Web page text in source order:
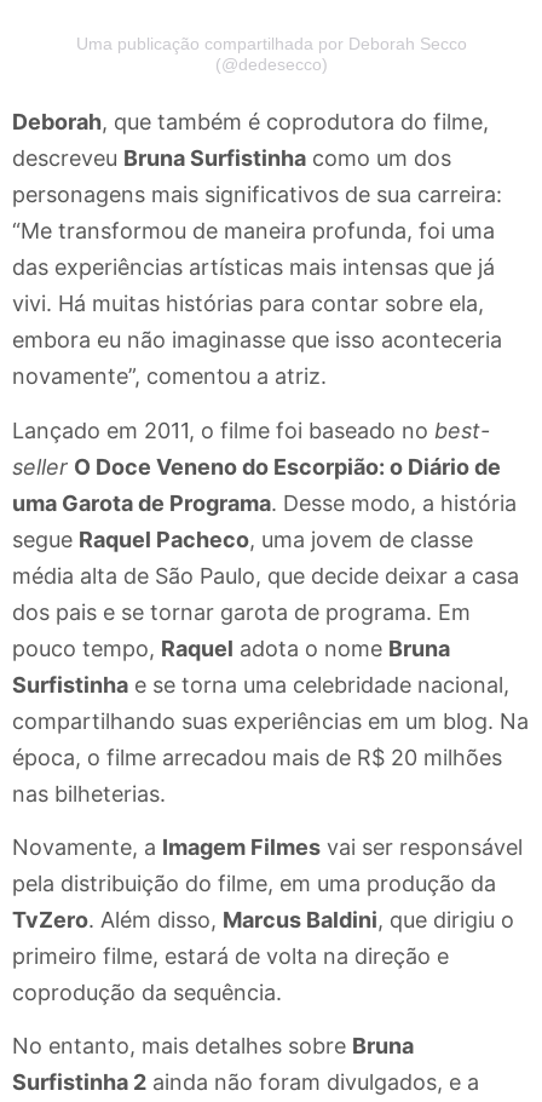
Uma publicação compartilhada por Deborah Secco
(@dedesecco)
Deborah, que também é coprodutora do filme,
descreveu Bruna Surfistinha como um dos
personagens mais significativos de sua carreira:
“Me transformou de maneira profunda, foi uma
das experiências artísticas mais intensas que já
vivi. Há muitas histórias para contar sobre ela,
embora eu não imaginasse que isso aconteceria
novamente”, comentou a atriz.
Lançado em 2011, o filme foi baseado no best-
seller O Doce Veneno do Escorpião: o Diário de
uma Garota de Programa. Desse modo, a história
segue Raquel Pacheco, uma jovem de classe
média alta de São Paulo, que decide deixar a casa
dos pais e se tornar garota de programa. Em
pouco tempo, Raquel adota o nome Bruna
Surfistinha e se torna uma celebridade nacional,
compartilhando suas experiências em um blog. Na
época, o filme arrecadou mais de R$ 20 milhões
nas bilheterias.
Novamente, a Imagem Filmes vai ser responsável
pela distribuição do filme, em uma produção da
TvZero. Além disso, Marcus Baldini, que dirigiu o
primeiro filme, estará de volta na direção e
coprodução da sequência.
No entanto, mais detalhes sobre Bruna
Surfistinha 2 ainda não foram divulgados, e a